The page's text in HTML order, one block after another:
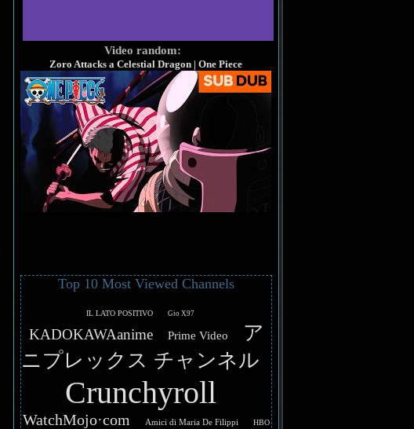
Video random:
Zoro Attacks a Celestial Dragon | One Piece
Top 10 Most Viewed Channels
IL LATO POSITIVO Gio X97
KADOKAWAanime Prime Video
ア
ニプレックス チャンネル
Crunchyroll
WatchMojo·com Amici di Maria De Filippi
HBO